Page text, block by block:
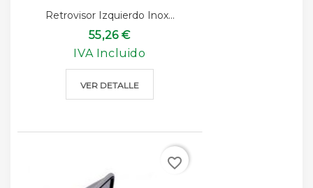
Retrovisor Izquierdo Inox...
55,26 €
IVA Incluido
VER DETALLE
favorite_border